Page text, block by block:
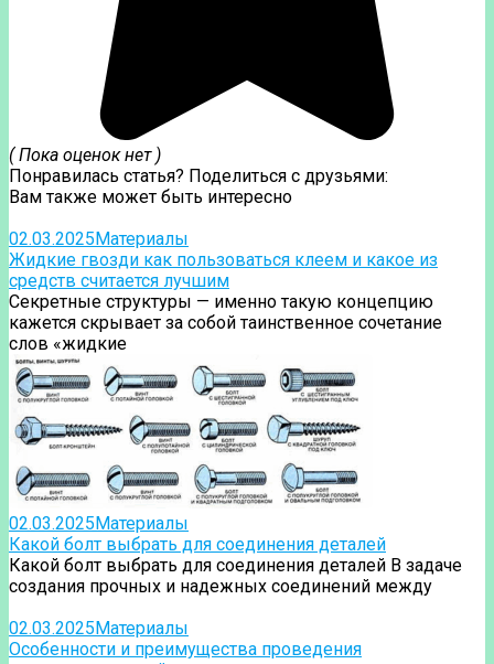
( Пока оценок нет )
Понравилась статья? Поделиться с друзьями:
Вам также может быть интересно
02.03.2025 Материалы
Жидкие гвозди как пользоваться клеем и какое из
средств считается лучшим
Секретные структуры — именно такую концепцию
кажется скрывает за собой таинственное сочетание
слов «жидкие
02.03.2025 Материалы
Какой болт выбрать для соединения деталей
Какой болт выбрать для соединения деталей В задаче
создания прочных и надежных соединений между
02.03.2025 Материалы
Особенности и преимущества проведения